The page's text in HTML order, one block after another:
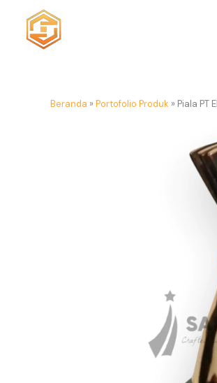
konten
Beranda » Portofolio Produk » Piala PT